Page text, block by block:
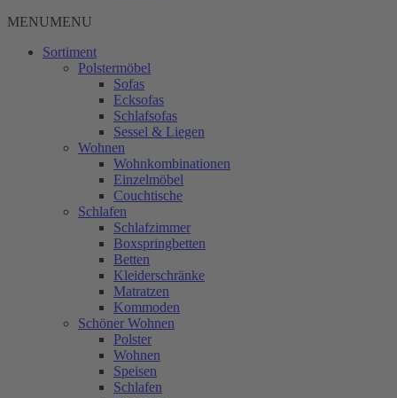
MENUMENU
Sortiment
Polstermöbel
Sofas
Ecksofas
Schlafsofas
Sessel & Liegen
Wohnen
Wohnkombinationen
Einzelmöbel
Couchtische
Schlafen
Schlafzimmer
Boxspringbetten
Betten
Kleiderschränke
Matratzen
Kommoden
Schöner Wohnen
Polster
Wohnen
Speisen
Schlafen